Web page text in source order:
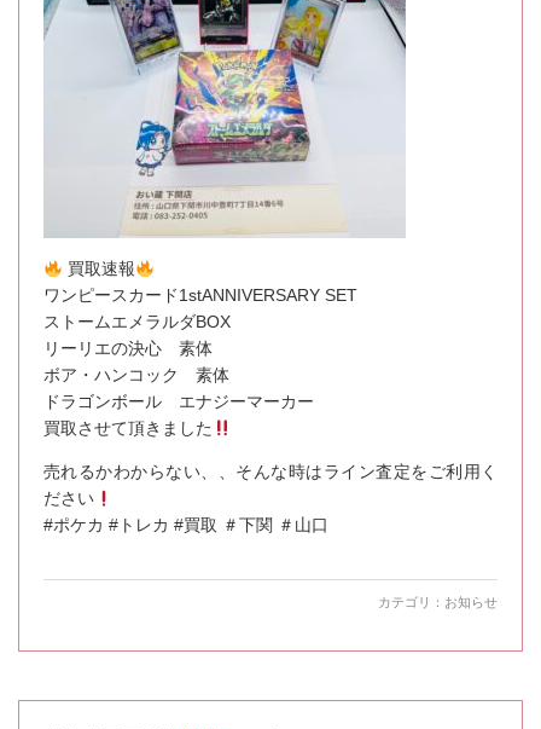
買取速報
ワンピースカード1stANNIVERSARY SET
ストームエメラルダBOX
リーリエの決心 素体
ボア・ハンコック 素体
ドラゴンボール エナジーマーカー
買取させて頂きました
売れるかわからない、、そんな時はライン査定をご利用く
ださい
#ポケカ #トレカ #買取 ＃下関 ＃山口
カテゴリ： お知らせ